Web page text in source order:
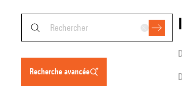
recherche avancée